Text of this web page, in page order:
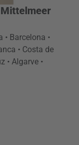
• Barcelona •
• Costa de
• Algarve •